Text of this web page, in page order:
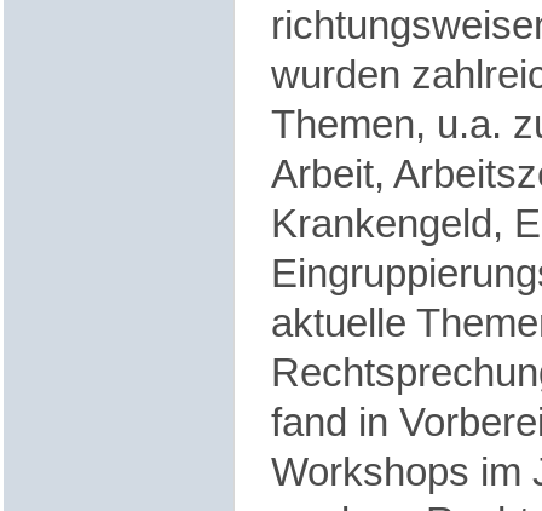
wurden
Themen, u.a.
Arbeit,
Krankengeld,
aktuelle
fand in
Workshops im